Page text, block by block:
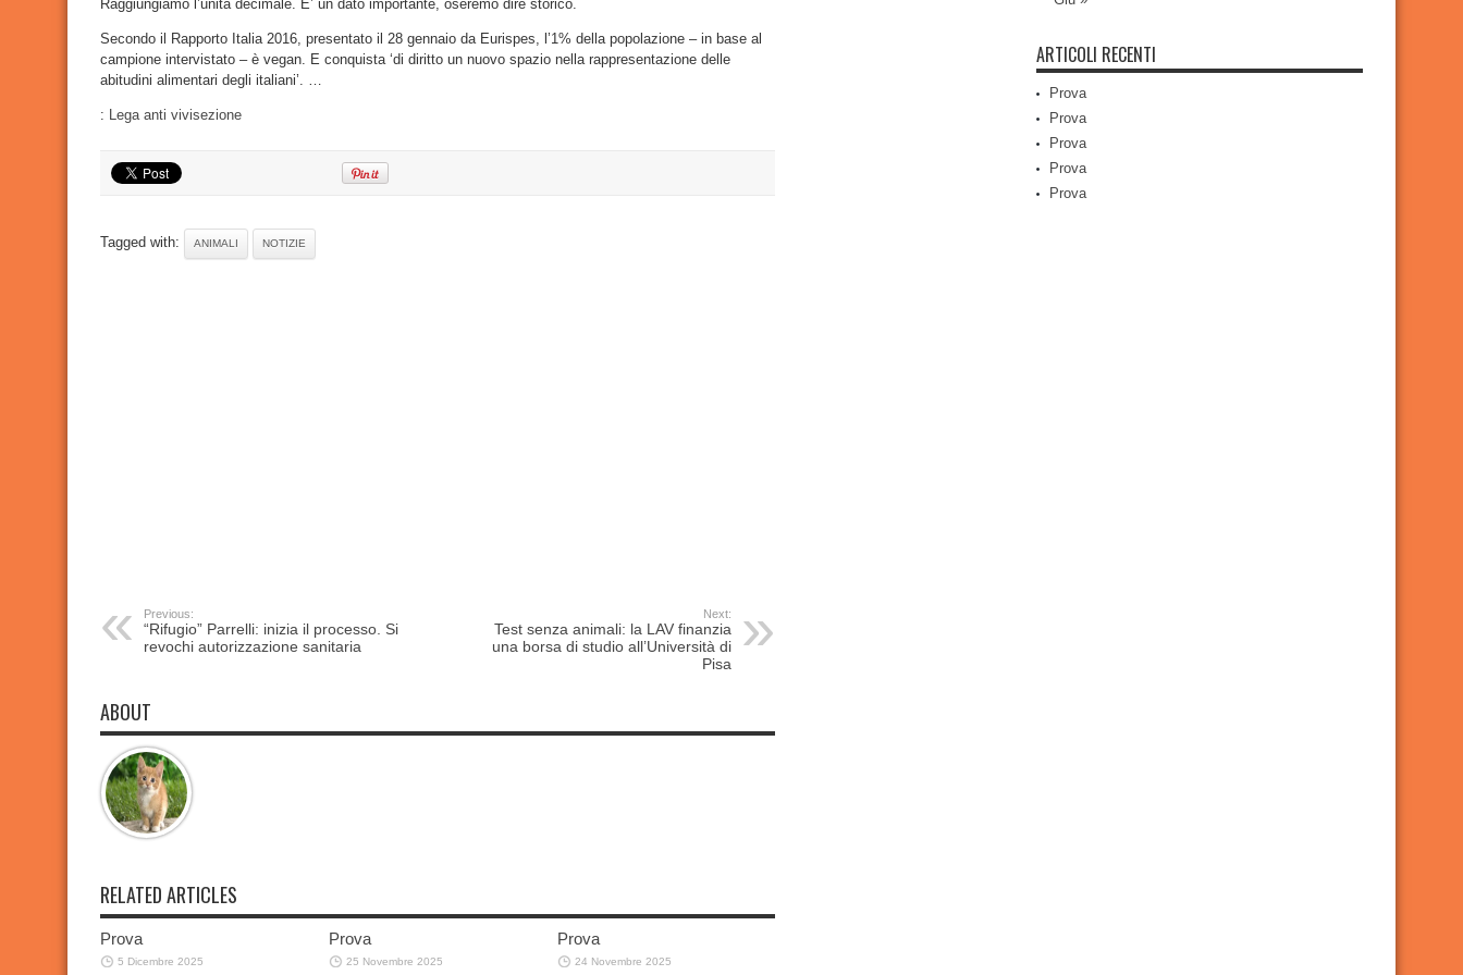
Raggiungiamo l’unità decimale. E’ un dato importante, oseremo dire storico.
Secondo il Rapporto Italia 2016, presentato il 28 gennaio da Eurispes, l’1% della popolazione – in base al
campione intervistato – è vegan. E conquista ‘di diritto un nuovo spazio nella rappresentazione delle
abitudini alimentari degli italiani’. …
: Lega anti vivisezione
Tagged with: ANIMALI NOTIZIE
Previous:
“Rifugio” Parrelli: inizia il processo. Si
revochi autorizzazione sanitaria
Next:
Test senza animali: la LAV finanzia
una borsa di studio all’Università di
Pisa
ABOUT
RELATED ARTICLES
Prova
5 Dicembre 2025
Prova
25 Novembre 2025
Prova
24 Novembre 2025
ARTICOLI RECENTI
Prova
Prova
Prova
Prova
Prova